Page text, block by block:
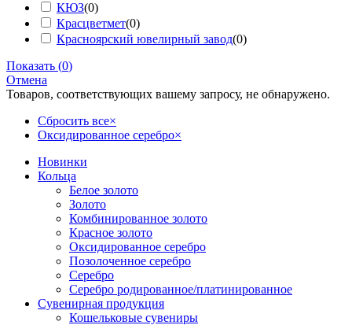
КЮЗ(0)
Красцветмет(0)
Красноярский ювелирный завод(0)
Показать (0)
Отмена
Товаров, соответствующих вашему запросу, не обнаружено.
Сбросить все×
Оксидированное серебро×
Новинки
Кольца
Белое золото
Золото
Комбинированное золото
Красное золото
Оксидированное серебро
Позолоченное серебро
Серебро
Серебро родированное/платинированное
Сувенирная продукция
Кошельковые сувениры